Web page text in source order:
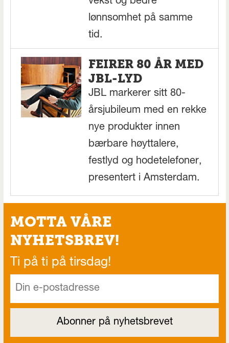
lønnsomhet på samme
tid.
FEIRER 80 ÅR MED
JBL-LYD
JBL markerer sitt 80-
årsjubileum med en rekke
nye produkter innen
bærbare høyttalere,
festlyd og hodetelefoner,
presentert i Amsterdam.
MOTTA VÅRE
NYHETSBREV!
Ti på ti på tirsdag!